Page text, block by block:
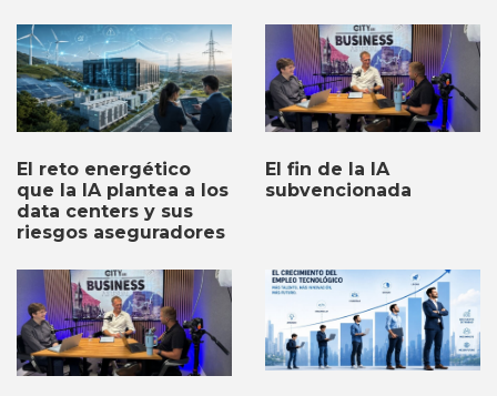
El reto energético
que la IA plantea a los
data centers y sus
riesgos aseguradores
El fin de la IA
subvencionada